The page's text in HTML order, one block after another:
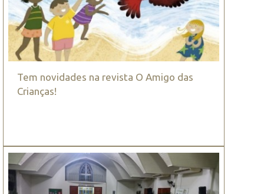
Tem novidades na revista O Amigo das
Crianças!